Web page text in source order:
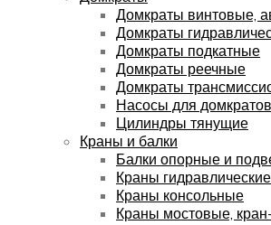
Домкраты винтовые,
Домкраты
Домкраты подкатные
Домкраты реечные
Домкраты
Насосы для домкратов
Цилиндры тянущие
Краны и балки
Балки опорные и
Краны
Краны консольные
Краны мостовые,